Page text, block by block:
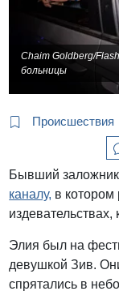
Chaim Goldberg/
больницы
Происшествия
Бывший
каналу, в котором
Элия был на
девушкой Зив.
спрятались в